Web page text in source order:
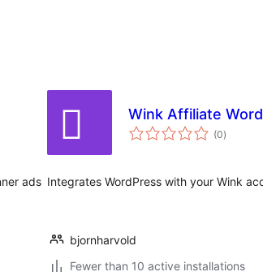
ads
Wink Affiliate
(0arvosanat
yhteensä
)
Integrates WordPress with your Wink
bjornharvold
Fewer than 10 active installations